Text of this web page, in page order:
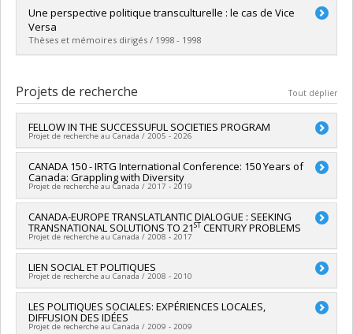
Diplômé(e) :Ouellette, Mathieu
Cycle :
Diplôme obtenu :M. Sc.
Lien vers le document dans Papyrus
Une perspective politique transculturelle : le cas de Vice
Versa
Thèses et mémoires dirigés / 1998 - 1998
Cycle : Maîtrise
Diplôme obtenu :M. Sc.
Lien vers le document dans Papyrus
Projets de recherche Tout déplier
FELLOW IN THE SUCCESSUFUL SOCIETIES PROGRAM
Projet de recherche au Canada / 2005 - 2026
Chercheur principal :Jane Jenson
Sources de financement :ICRA/Institut canadien des
recherches avancées
CANADA 150 - IRTG International Conference: 150 Years of
Canada: Grappling with Diversity
Projet de recherche au Canada / 2017 - 2019
Chercheur principal :Laurence McFalls
Co-chercheurs :Jane Jenson,Gilles Dupuis,Ursula Lehmkuhl
Sources de financement :
Programmes de subvention : PV152160-Subvention
Connexion
CANADA-EUROPE TRANSLATLANTIC DIALOGUE : SEEKING
TRANSNATIONAL SOLUTIONS TO 21ST CENTURY PROBLEMS
Projet de recherche au Canada / 2008 - 2017
Chercheur principal :Armand De Mestral
Joan Debardeleben
,Oliver Schmidtke,James Meadowcroft
Kopstein,Kurt Hubner,Amy Verdun
Co-chercheurs : Jane Jenson
Sources de financement :CRSH/Conseil de recherches en
LIEN SOCIAL ET POLITIQUES
Projet de recherche au Canada / 2008 - 2010
Chercheur principal :Jane Jenson
LES POLITIQUES SOCIALES: EXPÉRIENCES LOCALES,
DIFFUSION DES IDÉES
Projet de recherche au Canada / 2009 - 2009